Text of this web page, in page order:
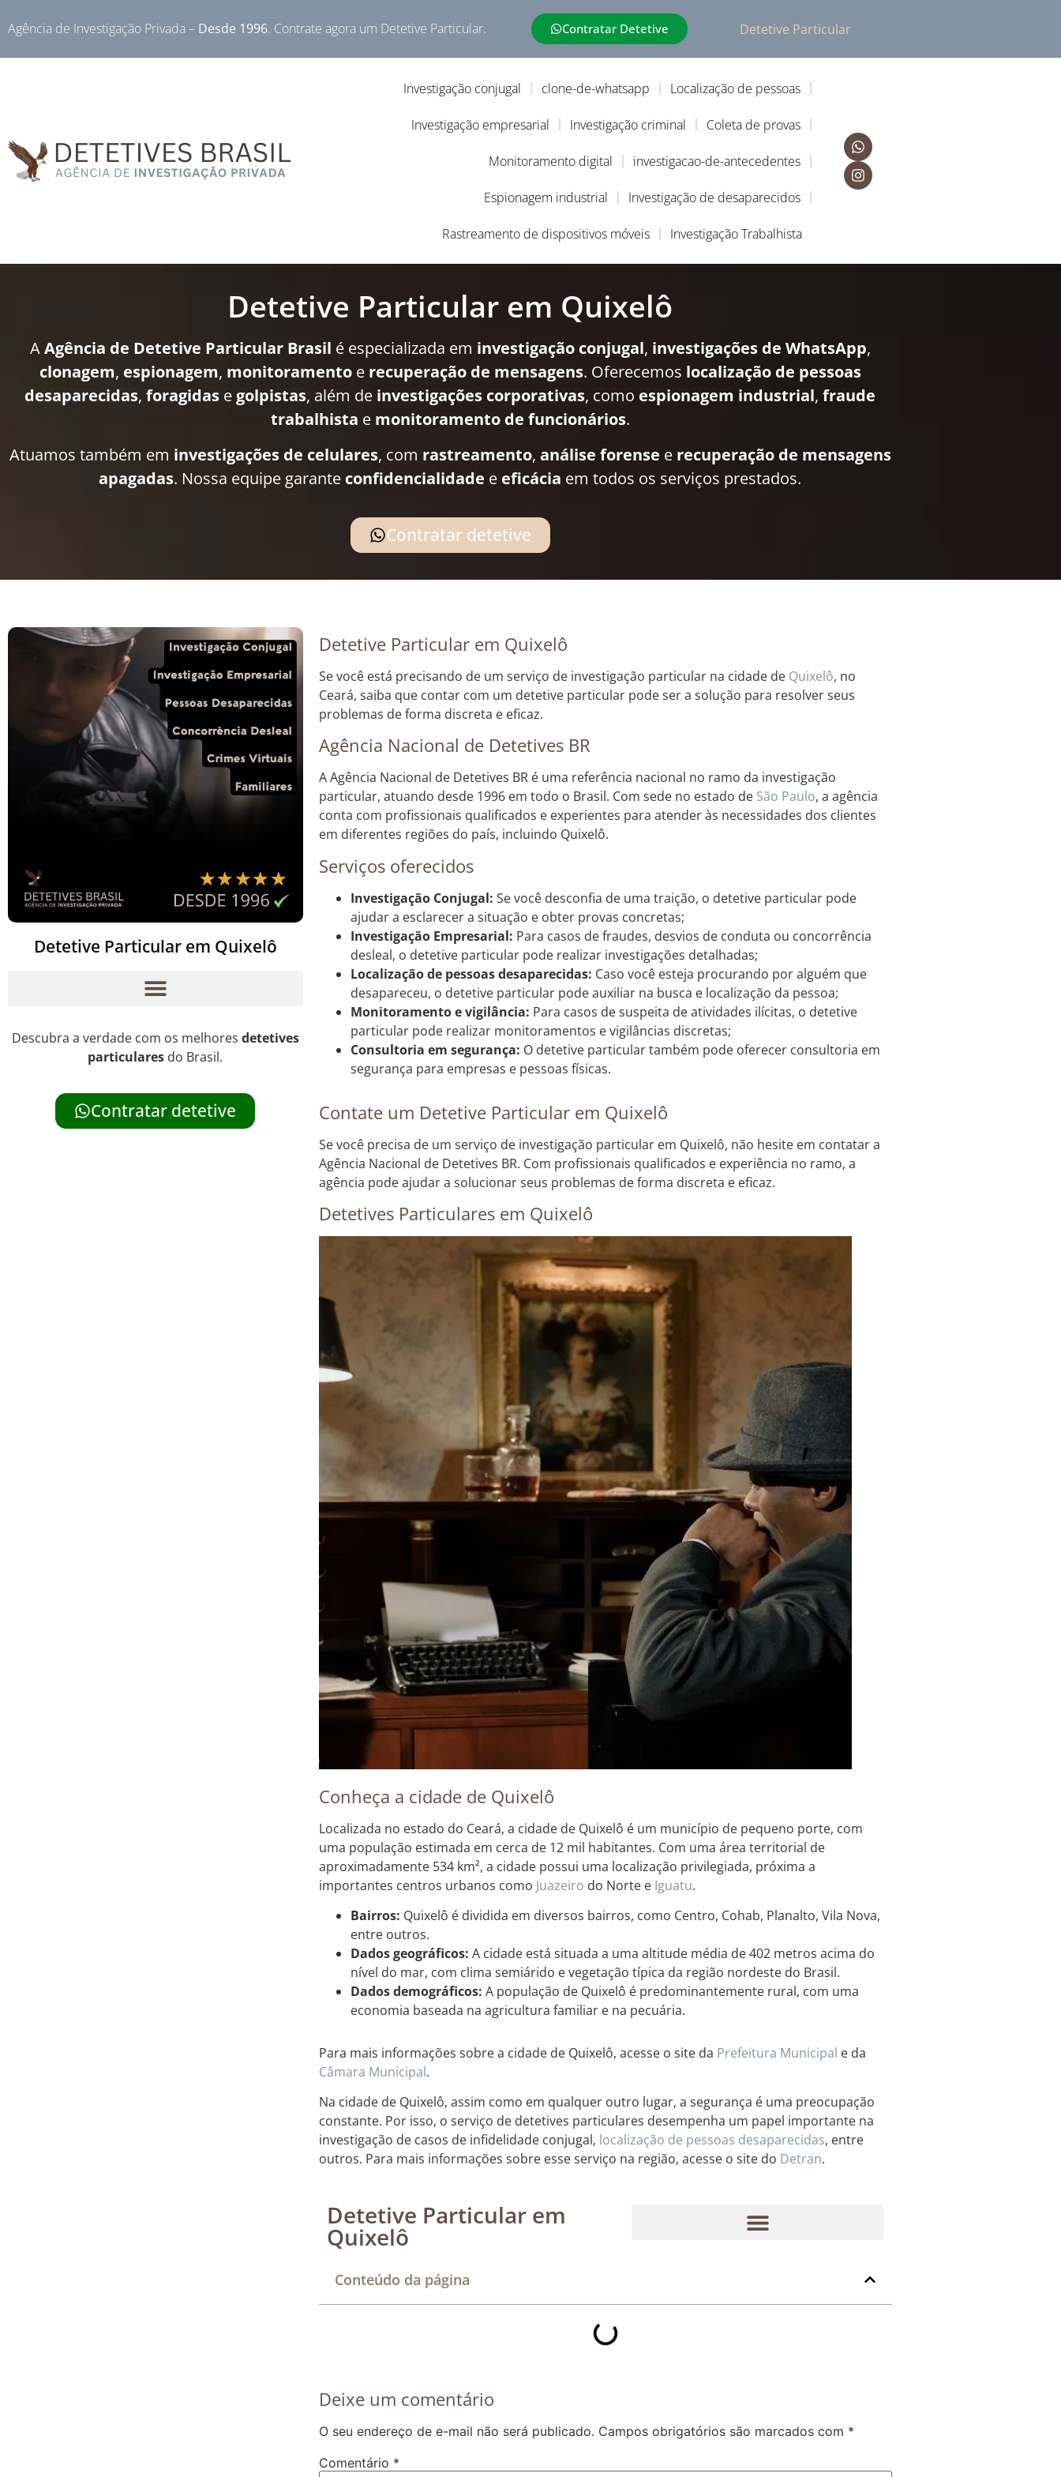
Agência de Investigação Privada – Desde 1996. Contrate agora um Detetive Particular. Contratar Detetive Detetive Particular
Investigação conjugal clone-de-whatsapp Localização de pessoas
Investigação empresarial Investigação criminal Coleta de provas
Monitoramento digital investigacao-de-antecedentes
Espionagem industrial Investigação de desaparecidos
Rastreamento de dispositivos móveis Investigação Trabalhista
Detetive Particular em Quixelô
AAgência de Detetive Particular Brasil é especializada em investigação conjugal, investigações de WhatsApp,
clonagem, espionagem, monitoramentoe recuperação de mensagens. Oferecemos localização de pessoas
desaparecidas, foragidas e golpistas, além de investigações corporativas, como espionagem industrial, fraude
trabalhista e monitoramento de funcionários.
Atuamos também em investigações de celulares, com rastreamento, análise forense e recuperação de mensagens
apagadas. Nossa equipe garante confidencialidade e eficácia em todos os serviços prestados.
Contratar detetive
Detetive Particular em Quixelô
Descubra a verdade com os melhores detetives
particulares do Brasil.
Contratar detetive
Detetive Particular em Quixelô
Se você está precisando de um serviço de investigação particular na cidade de Quixelô, no
Ceará, saiba que contar com um detetive particular pode ser a solução para resolver seus
problemas de forma discreta e eficaz.
Agência Nacional de Detetives BR
A Agência Nacional de Detetives BR é uma referência nacional no ramo da investigação
particular, atuando desde 1996 em todo o Brasil. Com sede no estado de São Paulo, a agência
conta com profissionais qualificados e experientes para atender às necessidades dos clientes
em diferentes regiões do país, incluindo Quixelô.
Serviços oferecidos
Investigação Conjugal: Se você desconfia de uma traição, o detetive particular pode
ajudar a esclarecer a situação e obter provas concretas;
Investigação Empresarial: Para casos de fraudes, desvios de conduta ou concorrência
desleal, o detetive particular pode realizar investigações detalhadas;
Localização de pessoas desaparecidas: Caso você esteja procurando por alguém que
desapareceu, o detetive particular pode auxiliar na busca e localização da pessoa;
Monitoramento e vigilância: Para casos de suspeita de atividades ilícitas, o detetive
particular pode realizar monitoramentos e vigilâncias discretas;
Consultoria em segurança: O detetive particular também pode oferecer consultoria em
segurança para empresas e pessoas físicas.
Contate um Detetive Particular em Quixelô
Se você precisa de um serviço de investigação particular em Quixelô, não hesite em contatar a
Agência Nacional de Detetives BR. Com profissionais qualificados e experiência no ramo, a
agência pode ajudar a solucionar seus problemas de forma discreta e eficaz.
Detetives Particulares em Quixelô
Conheça a cidade de Quixelô
Localizada no estado do Ceará, a cidade de Quixelô é um município de pequeno porte, com
uma população estimada em cerca de 12 mil habitantes. Com uma área territorial de
aproximadamente 534 km², a cidade possui uma localização privilegiada, próxima a
importantes centros urbanos como Juazeiro do Norte e Iguatu.
Bairros: Quixelô é dividida em diversos bairros, como Centro, Cohab, Planalto, Vila Nova,
entre outros.
Dados geográficos: A cidade está situada a uma altitude média de 402 metros acima do
nível do mar, com clima semiárido e vegetação típica da região nordeste do Brasil.
Dados demográficos: A população de Quixelô é predominantemente rural, com uma
economia baseada na agricultura familiar e na pecuária.
Para mais informações sobre a cidade de Quixelô, acesse o site da Prefeitura Municipal e da
Câmara Municipal.
Na cidade de Quixelô, assim como em qualquer outro lugar, a segurança é uma preocupação
constante. Por isso, o serviço de detetives particulares desempenha um papel importante na
investigação de casos de infidelidade conjugal, localização de pessoas desaparecidas, entre
outros. Para mais informações sobre esse serviço na região, acesse o site do Detran.
Detetive Particular em
Quixelô
Conteúdo da página
Deixe um comentário
O seu endereço de e-mail não será publicado. Campos obrigatórios são marcados com *
Comentário *